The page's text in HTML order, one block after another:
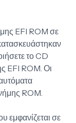
EFI ROM σε
το CD
EFI ROM. Οι
ROM.
εμφανίζεται σε